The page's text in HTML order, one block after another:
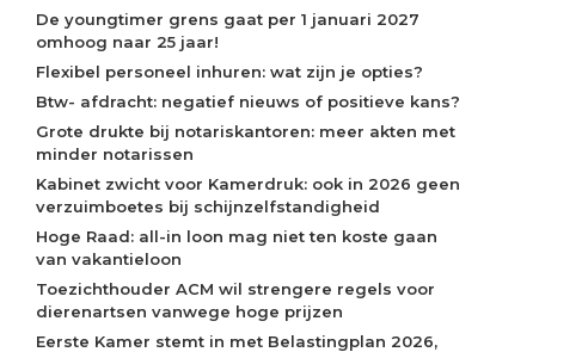
De youngtimer grens gaat per 1 januari 2027
omhoog naar 25 jaar!
Flexibel personeel inhuren: wat zijn je opties?
Btw- afdracht: negatief nieuws of positieve kans?
Grote drukte bij notariskantoren: meer akten met
minder notarissen
Kabinet zwicht voor Kamerdruk: ook in 2026 geen
verzuimboetes bij schijnzelfstandigheid
Hoge Raad: all-in loon mag niet ten koste gaan
van vakantieloon
Toezichthouder ACM wil strengere regels voor
dierenartsen vanwege hoge prijzen
Eerste Kamer stemt in met Belastingplan 2026,